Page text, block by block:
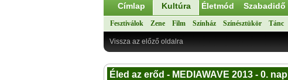
Címlap Kultúra Életmód Szabadidő
Fesztiválok Zene Film Színház Színésztükör Tánc
Vissza az előző oldalra
Éled az erőd - MEDIAWAVE 2013 - 0. nap